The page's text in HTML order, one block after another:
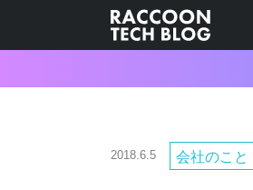
2018.6.5 会社のこと